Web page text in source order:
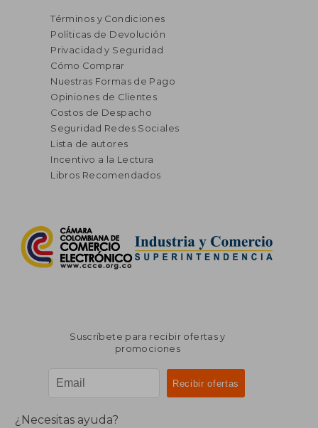
Términos y Condiciones
Políticas de Devolución
Privacidad y Seguridad
Cómo Comprar
Nuestras Formas de Pago
Opiniones de Clientes
Costos de Despacho
Seguridad Redes Sociales
Lista de autores
Incentivo a la Lectura
Libros Recomendados
Suscríbete para recibir ofertas y
promociones
¿Necesitas ayuda?